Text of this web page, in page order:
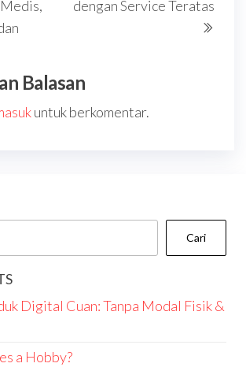
dengan Service Teratas
Balasan
untuk berkomentar.
Cari
Digital Cuan: Tanpa Modal Fisik &
a Hobby?